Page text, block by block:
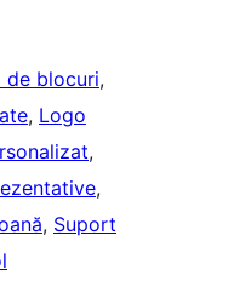
de blocuri
, Logo
, Suport